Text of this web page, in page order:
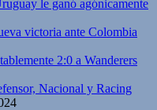
le ganó agónicamente
victoria ante Colombia
2:0 a Wanderers
Nacional y Racing